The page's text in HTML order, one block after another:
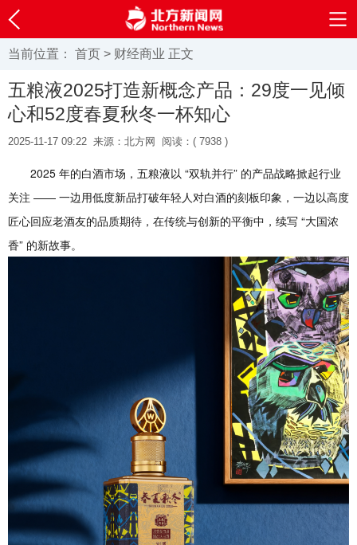
当前位置： 首页 > 财经商业 正文
五粮液2025打造新概念产品：29度一见倾
心和52度春夏秋冬一杯知心
2025-11-17 09:22 来源：北方网 阅读：( 7938 )
2025 年的白酒市场，五粮液以 “双轨并行” 的产品战略掀起行业
关注 —— 一边用低度新品打破年轻人对白酒的刻板印象，一边以高度
匠心回应老酒友的品质期待，在传统与创新的平衡中，续写 “大国浓
香” 的新故事。